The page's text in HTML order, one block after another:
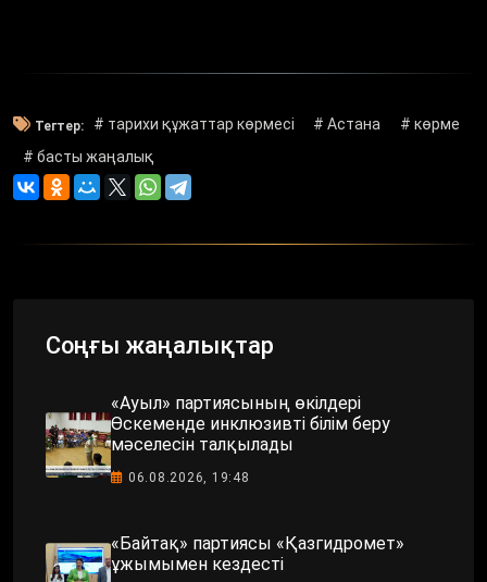
Тегтер: # тарихи құжаттар көрмесі # Астана
# көрме
# басты жаңалық
Соңғы жаңалықтар
«Ауыл» партиясының өкілдері
Өскеменде инклюзивті білім беру
мәселесін талқылады
06.08.2026, 19:48
«Байтақ» партиясы «Қазгидромет»
ұжымымен кездесті